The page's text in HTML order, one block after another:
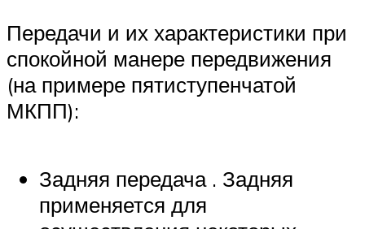
Передачи и их характеристики при
спокойной манере передвижения
(на примере пятиступенчатой
МКПП):
Задняя передача . Задняя
применяется для